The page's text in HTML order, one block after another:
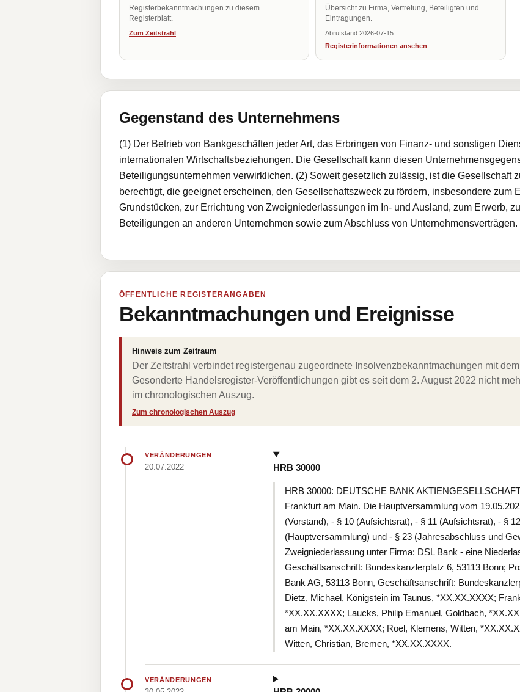
Registerbekanntmachungen zu diesem
Registerblatt.
Zum Zeitstrahl
Übersicht zu Firma, Vertretung, Beteiligten und
Eintragungen.
Abrufstand 2026-07-15
Registerinformationen ansehen
Gegenstand des Unternehmens
(1) Der Betrieb von Bankgeschäften jeder Art, das Erbringen von Finanz- und sonstigen
internationalen Wirtschaftsbeziehungen. Die Gesellschaft kann diesen
Beteiligungsunternehmen verwirklichen. (2) Soweit gesetzlich zulässig, ist die Gesellschaft
berechtigt, die geeignet erscheinen, den Gesellschaftszweck zu fördern, insbesondere zum
Grundstücken, zur Errichtung von Zweigniederlassungen im In- und Ausland, zum Erwerb,
Beteiligungen an anderen Unternehmen sowie zum Abschluss von Unternehmensverträgen.
ÖFFENTLICHE REGISTERANGABEN
Bekanntmachungen und Ereignisse
Hinweis zum Zeitraum
Der Zeitstrahl verbindet registergenau zugeordnete Insolvenzbekanntmachungen mit
Gesonderte Handelsregister-Veröffentlichungen gibt es seit dem 2. August 2022 nicht
im chronologischen Auszug.
Zum chronologischen Auszug
VERÄNDERUNGEN
20.07.2022 HRB 30000
HRB 30000: DEUTSCHE BANK
Frankfurt am Main. Die Hauptversammlung vom
(Vorstand), - § 10 (Aufsichtsrat), - § 11 (Aufsichtsrat), - §
(Hauptversammlung) und - § 23 (Jahresabschluss und
Zweigniederlassung unter Firma: DSL Bank - eine
Geschäftsanschrift: Bundeskanzlerplatz 6, 53113 Bonn;
Bank AG, 53113 Bonn, Geschäftsanschrift:
Dietz, Michael, Königstein im Taunus, *XX.XX.XXXX;
*XX.XX.XXXX; Laucks, Philip Emanuel, Goldbach,
am Main, *XX.XX.XXXX; Roel, Klemens, Witten,
Witten, Christian, Bremen, *XX.XX.XXXX.
VERÄNDERUNGEN